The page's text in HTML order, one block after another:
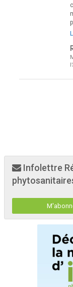
Infolettre